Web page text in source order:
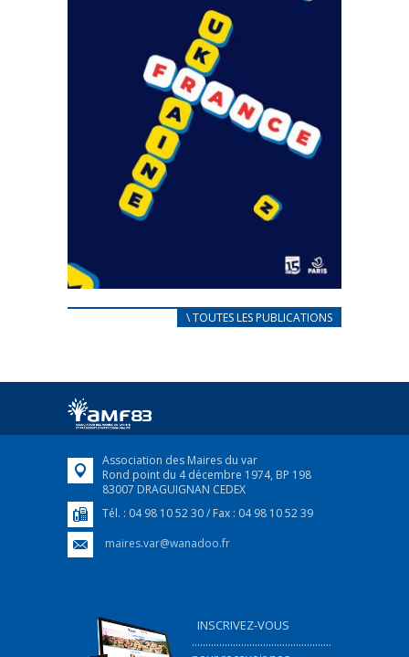
CARNET D’ACCUEIL
Afin d’accompagner au mieux les réfugiés
FEUILLETER
\ TOUTES LES PUBLICATIONS
Association des Maires du var
Rond point du 4 décembre 1974, BP 198
83007 DRAGUIGNAN CEDEX
Tél. : 04 98 10 52 30 / Fax : 04 98 10 52 39
maires.var@wanadoo.fr
INSCRIVEZ-VOUS
...................................................